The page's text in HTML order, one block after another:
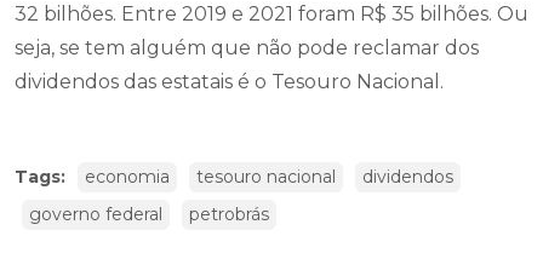
32 bilhões. Entre 2019 e 2021 foram R$ 35 bilhões. Ou
seja, se tem alguém que não pode reclamar dos
dividendos das estatais é o Tesouro Nacional.
Tags: economia tesouro nacional
dividendos
governo federal
petrobrás